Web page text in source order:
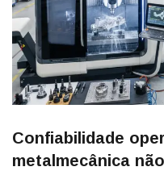
Confiabilidade
metalmecânica